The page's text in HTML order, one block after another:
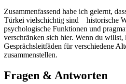
Zusammenfassend habe ⁣ich gelernt,
Türkei ​vielschichtig ‍sind – historische⁢
psychologische Funktionen und
verschränken sich hier. ‌Wenn du
Gesprächsleitfäden für verschiedene
zusammenstellen.
Fragen & Antworten